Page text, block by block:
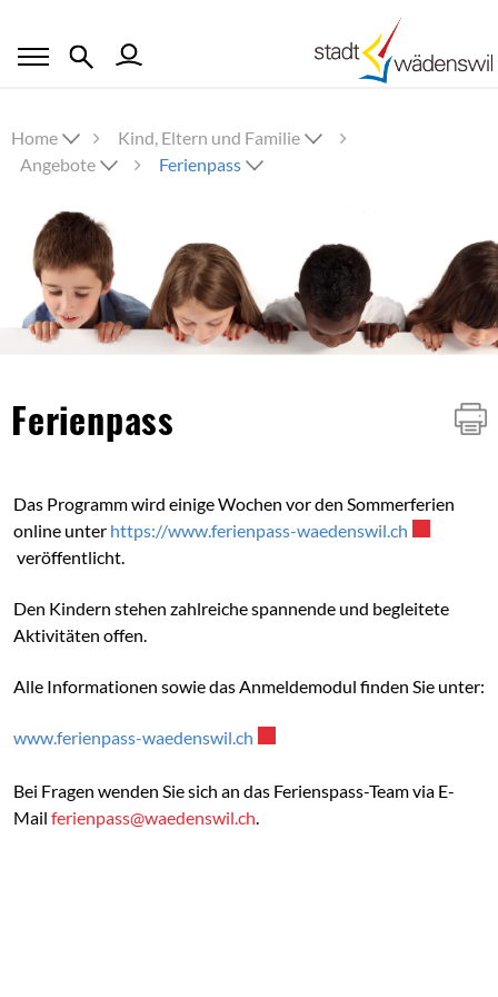
Home
Kind, Eltern und Familie
Angebote
Ferienpass
Ferienpass
Das Programm wird einige Wochen vor den Sommerferien
online unter https://www.ferienpass-waedenswil.ch
veröffentlicht.
Den Kindern stehen zahlreiche spannende und begleitete
Aktivitäten offen.
Alle Informationen sowie das Anmeldemodul finden Sie unter:
www.ferienpass-waedenswil.ch
Bei Fragen wenden Sie sich an das Ferienspass-Team via E-
Mail ferienpass@waedenswil.ch